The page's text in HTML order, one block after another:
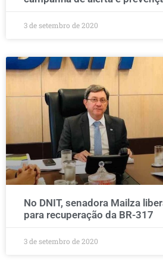
3 de setembro de 2020
No DNIT, senadora Mailza
para recuperação da BR-317
3 de setembro de 2020